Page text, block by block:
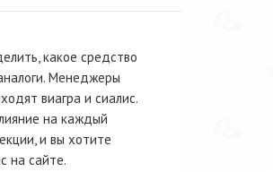
какое средство
Менеджеры
виагра и сиалис.
на каждый
и вы хотите
на сайте.